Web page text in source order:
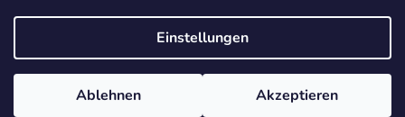
Einstellungen
Ablehnen Akzeptieren
Vom Vertrag zurücktreten